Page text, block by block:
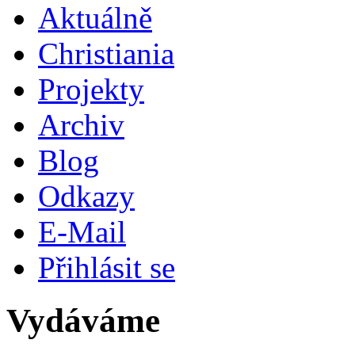
Aktuálně
Christiania
Projekty
Archiv
Blog
Odkazy
E-Mail
Přihlásit se
Vydáváme